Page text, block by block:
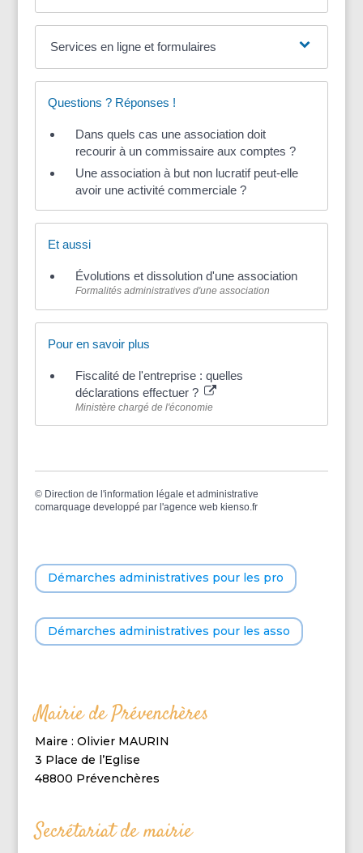
Services en ligne et formulaires
Questions ? Réponses !
Dans quels cas une association doit
recourir à un commissaire aux comptes ?
Une association à but non lucratif peut-elle
avoir une activité commerciale ?
Et aussi
Évolutions et dissolution d'une association
Formalités administratives d'une association
Pour en savoir plus
Fiscalité de l'entreprise : quelles
déclarations effectuer ?
Ministère chargé de l'économie
© Direction de l'information légale et administrative
comarquage developpé par l'agence web kienso.fr
Démarches administratives pour les pro
Démarches administratives pour les asso
Mairie de Prévenchères
Maire : Olivier MAURIN
3 Place de l’Eglise
48800 Prévenchères
Secrétariat de mairie